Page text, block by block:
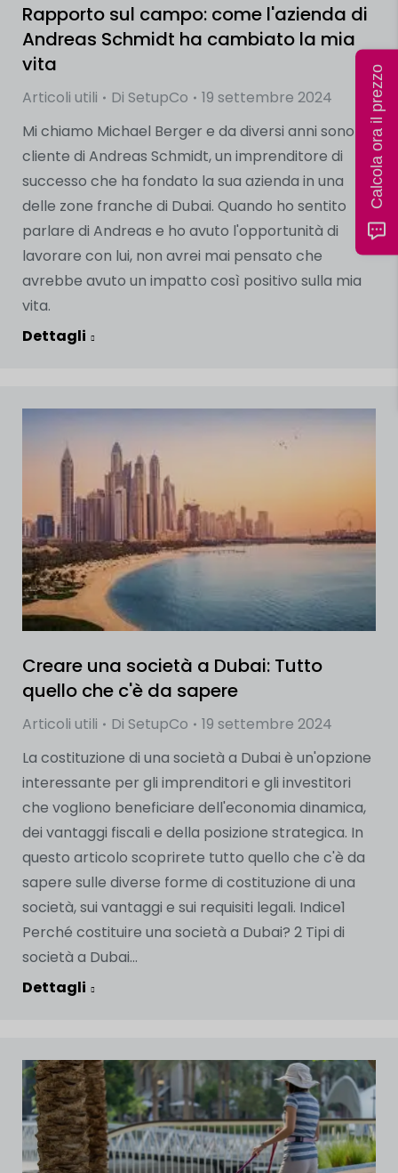
Rapporto sul campo: come l'azienda di
Andreas Schmidt ha cambiato la mia
vita
Articoli utili Di SetupCo
19 settembre 2024
Mi chiamo Michael Berger e da diversi anni sono
cliente di Andreas Schmidt, un imprenditore di
successo che ha fondato la sua azienda in una
delle zone franche di Dubai. Quando ho sentito
parlare di Andreas e ho avuto l'opportunità di
lavorare con lui, non avrei mai pensato che
avrebbe avuto un impatto così positivo sulla mia
vita.
Dettagli
Creare una società a Dubai: Tutto
quello che c'è da sapere
Articoli utili Di SetupCo
19 settembre 2024
La costituzione di una società a Dubai è un'opzione
interessante per gli imprenditori e gli investitori
che vogliono beneficiare dell'economia dinamica,
dei vantaggi fiscali e della posizione strategica. In
questo articolo scoprirete tutto quello che c'è da
sapere sulle diverse forme di costituzione di una
società, sui vantaggi e sui requisiti legali. Indice1
Perché costituire una società a Dubai? 2 Tipi di
società a Dubai...
Dettagli
Calcola ora il prezzo